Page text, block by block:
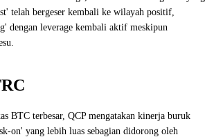
telah bergeser kembali ke wilayah positif,
dengan leverage kembali aktif meskipun
BTC terbesar, QCP mengatakan kinerja buruk
on' yang lebih luas sebagian didorong oleh